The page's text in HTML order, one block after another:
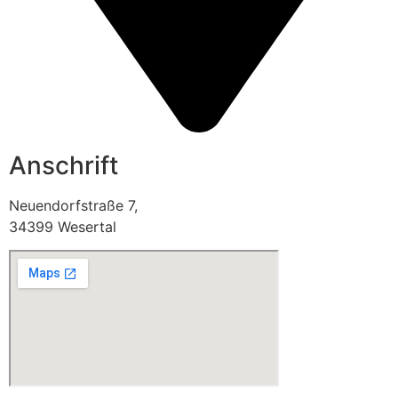
Anschrift
Neuendorfstraße 7,
34399 Wesertal